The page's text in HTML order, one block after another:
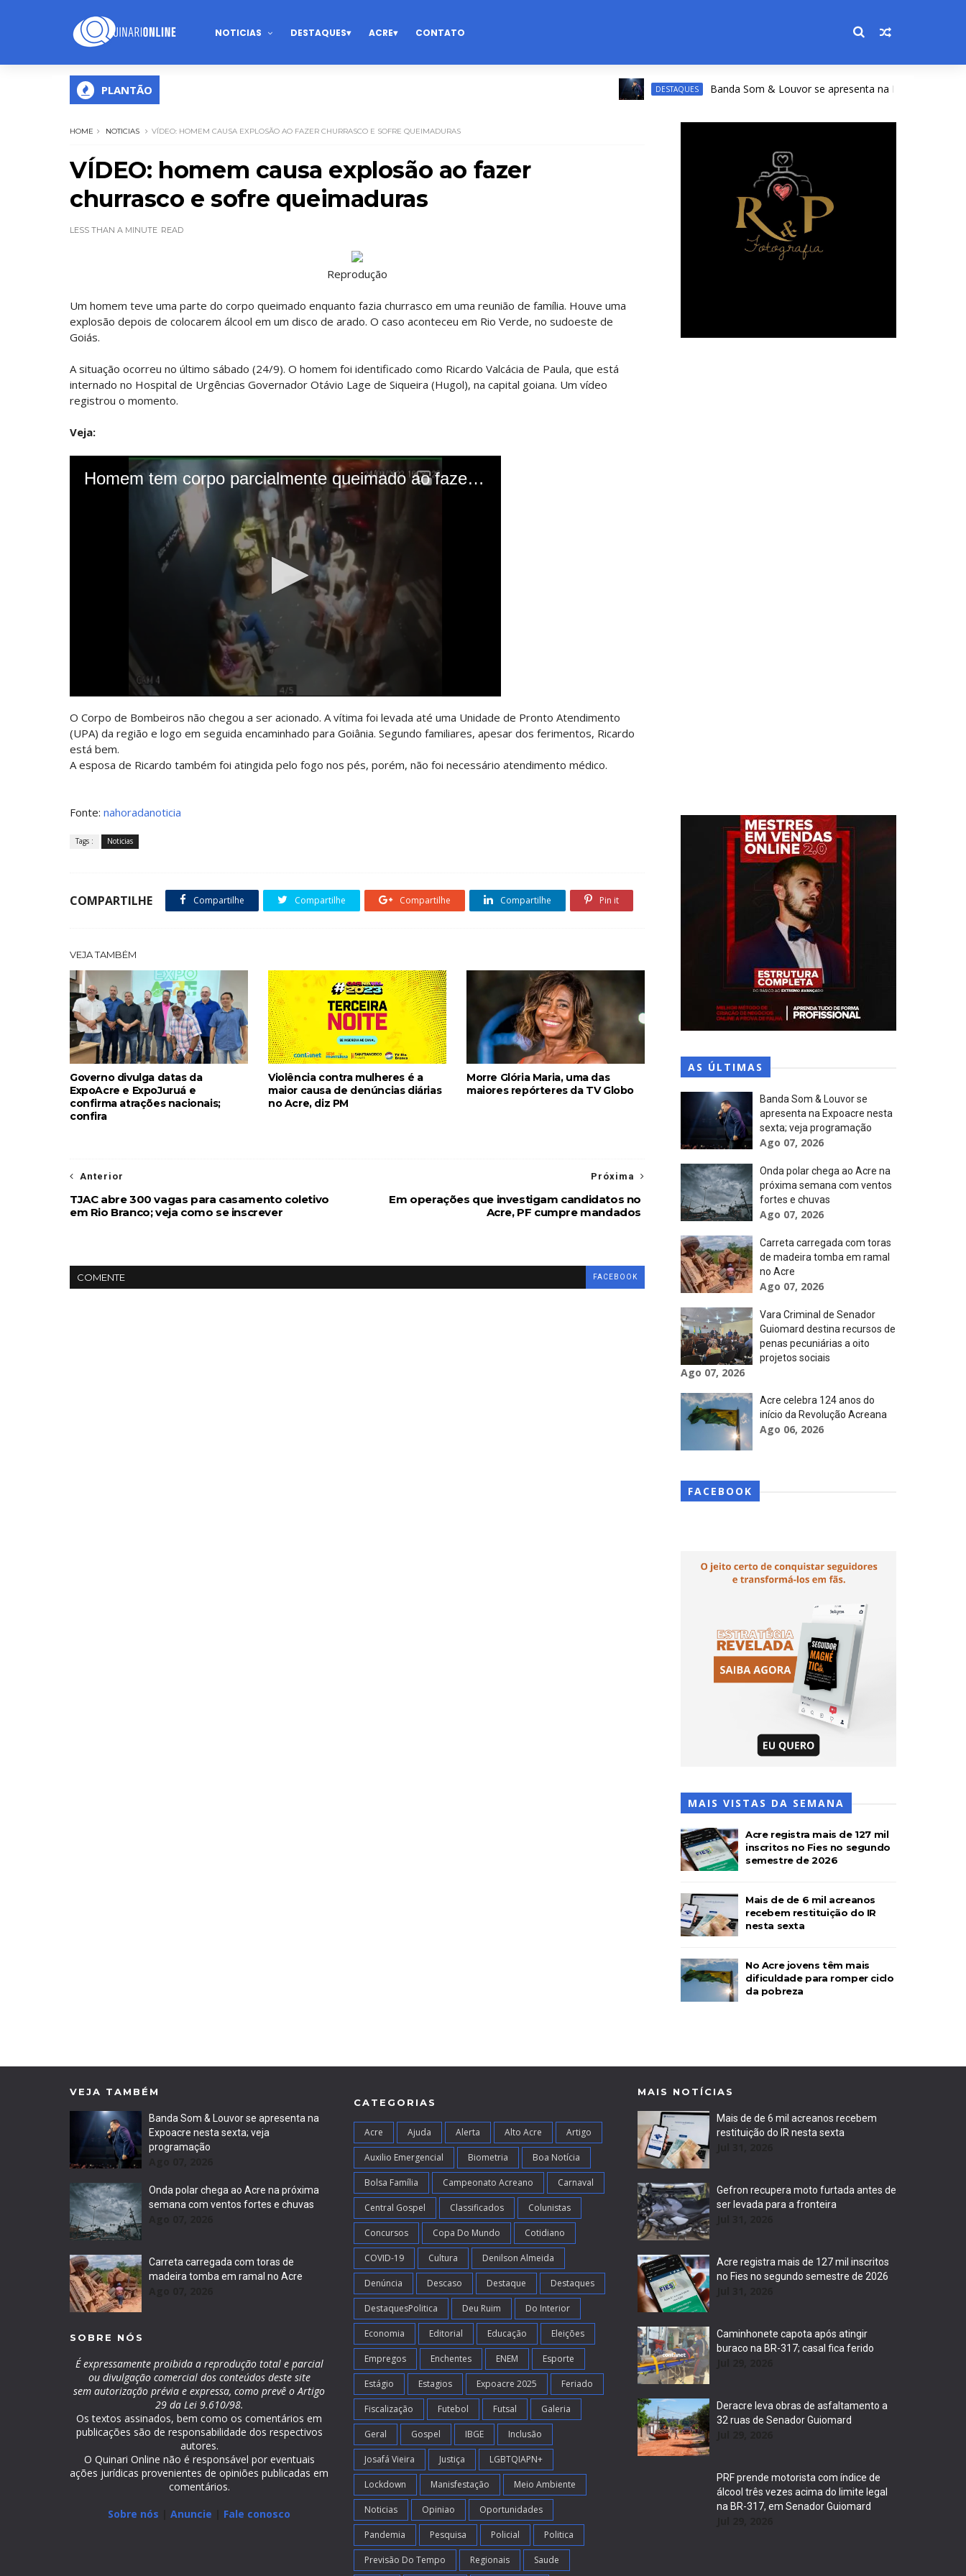
NOTICIAS DESTAQUES ACRE CONTATO
PLANTÃO DESTAQUES Banda Som & Louvor se apresenta na Expoacre nesta sexta;
HOME NOTICIAS VÍDEO: HOMEM CAUSA EXPLOSÃO AO FAZER CHURRASCO E SOFRE QUEIMADURAS
VÍDEO: homem causa explosão ao fazer
churrasco e sofre queimaduras
LESS THAN A MINUTE READ
Reprodução
Um homem teve uma parte do corpo queimado enquanto fazia churrasco em uma reunião de família. Houve uma
explosão depois de colocarem álcool em um disco de arado. O caso aconteceu em Rio Verde, no sudoeste de
Goiás.
A situação ocorreu no último sábado (24/9). O homem foi identificado como Ricardo Valcácia de Paula, que está
internado no Hospital de Urgências Governador Otávio Lage de Siqueira (Hugol), na capital goiana. Um vídeo
registrou o momento.
Veja:
O Corpo de Bombeiros não chegou a ser acionado. A vítima foi levada até uma Unidade de Pronto Atendimento
(UPA) da região e logo em seguida encaminhado para Goiânia. Segundo familiares, apesar dos ferimentos, Ricardo
está bem.
A esposa de Ricardo também foi atingida pelo fogo nos pés, porém, não foi necessário atendimento médico.
Fonte: nahoradanoticia
Tags : Noticias
COMPARTILHE Compartilhe Compartilhe Compartilhe Compartilhe Pin it
VEJA TAMBÉM
Governo divulga datas da
ExpoAcre e ExpoJuruá e
confirma atrações nacionais;
confira
Violência contra mulheres é a
maior causa de denúncias diárias
no Acre, diz PM
Morre Glória Maria, uma das
maiores repórteres da TV Globo
Próxima
Em operações que investigam candidatos no
Acre, PF cumpre mandados
Anterior
TJAC abre 300 vagas para casamento coletivo
em Rio Branco; veja como se inscrever
COMENTE FACEBOOK
AS ÚLTIMAS
Banda Som & Louvor se
apresenta na Expoacre nesta
sexta; veja programação
Ago 07, 2026
Onda polar chega ao Acre na
próxima semana com ventos
fortes e chuvas
Ago 07, 2026
Carreta carregada com toras
de madeira tomba em ramal
no Acre
Ago 07, 2026
Vara Criminal de Senador
Guiomard destina recursos de
penas pecuniárias a oito
projetos sociais
Ago 07, 2026
Acre celebra 124 anos do
início da Revolução Acreana
Ago 06, 2026
FACEBOOK
MAIS VISTAS DA SEMANA
Acre registra mais de 127 mil
inscritos no Fies no segundo
semestre de 2026
Mais de de 6 mil acreanos
recebem restituição do IR
nesta sexta
No Acre jovens têm mais
dificuldade para romper ciclo
da pobreza
VEJA TAMBÉM
Banda Som & Louvor se apresenta na
Expoacre nesta sexta; veja
programação
Onda polar chega ao Acre na próxima
semana com ventos fortes e chuvas
Carreta carregada com toras de
madeira tomba em ramal no Acre
SOBRE NÓS
É expressamente proibida a reprodução total e parcial
ou divulgação comercial dos conteúdos deste site
sem autorização prévia e expressa, como prevê o Artigo
29 da Lei 9.610/98.
Os textos assinados, bem como os comentários em
publicações são de responsabilidade dos respectivos
autores.
O Quinari Online não é responsável por eventuais
ações jurídicas provenientes de opiniões publicadas em
comentários.
Sobre nós |Anuncie Fale conosco
CATEGORIAS
Acre Ajuda Alerta Alto Acre Artigo
Auxilio Emergencial Biometria Boa Notícia
Bolsa Família Campeonato Acreano Carnaval
Central Gospel Classificados Colunistas
Concursos Copa Do Mundo Cotidiano
COVID-19 Cultura Denilson Almeida
Denúncia Descaso Destaque Destaques
DestaquesPolitica Deu Ruim Do Interior
Economia Editorial Educação Eleições
Empregos Enchentes ENEM Esporte
Estágio Estagios Expoacre 2025 Feriado
Fiscalização Futebol Futsal Galeria
Geral Gospel IBGE Inclusão
Josafá Vieira Justiça LGBTQIAPN+
Lockdown Manisfestação Meio Ambiente
Noticias Opiniao Oportunidades
Pandemia Pesquisa Policial Politica
Previsão Do Tempo Regionais Saude
MAIS NOTÍCIAS
Mais de de 6 mil acreanos recebem
restituição do IR nesta sexta
Gefron recupera moto furtada antes de
ser levada para a fronteira
Acre registra mais de 127 mil inscritos
no Fies no segundo semestre de 2026
Caminhonete capota após atingir
buraco na BR-317; casal fica ferido
Deracre leva obras de asfaltamento a
32 ruas de Senador Guiomard
PRF prende motorista com índice de
álcool três vezes acima do limite legal
na BR-317, em Senador Guiomard